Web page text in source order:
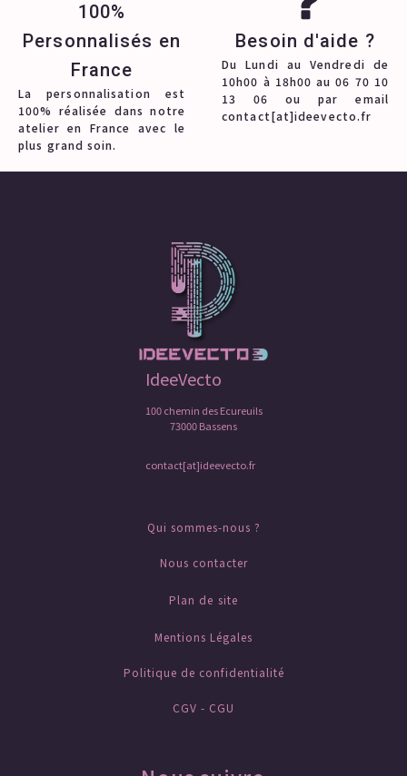
100%
Personnalisés en
France
La personnalisation est
100% réalisée dans notre
atelier en France avec le
plus grand soin.
Besoin d'aide ?
Du Lundi au Vendredi de
10h00 à 18h00 au 06 70 10
13 06 ou par email
contact[at]ideevecto.fr
IdeeVecto
100 chemin des Ecureuils
73000 Bassens
contact[at]ideevecto.fr
Qui sommes-nous ?
Nous contacter
Plan de site
Mentions Légales
Politique de confidentialité
CGV - CGU